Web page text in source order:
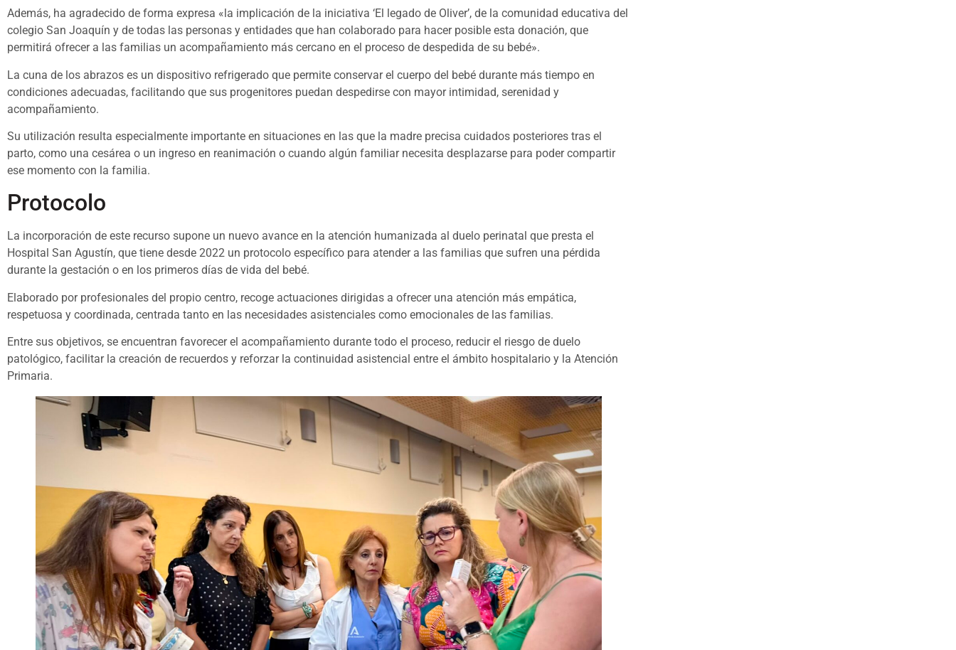
Además, ha agradecido de forma expresa «la implicación de la iniciativa ‘El legado de Oliver’, de la comunidad educativa del
colegio San Joaquín y de todas las personas y entidades que han colaborado para hacer posible esta donación, que
permitirá ofrecer a las familias un acompañamiento más cercano en el proceso de despedida de su bebé».
La cuna de los abrazos es un dispositivo refrigerado que permite conservar el cuerpo del bebé durante más tiempo en
condiciones adecuadas, facilitando que sus progenitores puedan despedirse con mayor intimidad, serenidad y
acompañamiento.
Su utilización resulta especialmente importante en situaciones en las que la madre precisa cuidados posteriores tras el
parto, como una cesárea o un ingreso en reanimación o cuando algún familiar necesita desplazarse para poder compartir
ese momento con la familia.
Protocolo
La incorporación de este recurso supone un nuevo avance en la atención humanizada al duelo perinatal que presta el
Hospital San Agustín, que tiene desde 2022 un protocolo específico para atender a las familias que sufren una pérdida
durante la gestación o en los primeros días de vida del bebé.
Elaborado por profesionales del propio centro, recoge actuaciones dirigidas a ofrecer una atención más empática,
respetuosa y coordinada, centrada tanto en las necesidades asistenciales como emocionales de las familias.
Entre sus objetivos, se encuentran favorecer el acompañamiento durante todo el proceso, reducir el riesgo de duelo
patológico, facilitar la creación de recuerdos y reforzar la continuidad asistencial entre el ámbito hospitalario y la Atención
Primaria.